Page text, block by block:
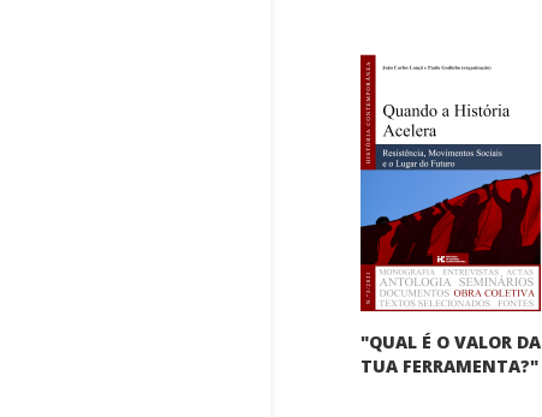
"QUAL É O VALOR DA
TUA FERRAMENTA?"